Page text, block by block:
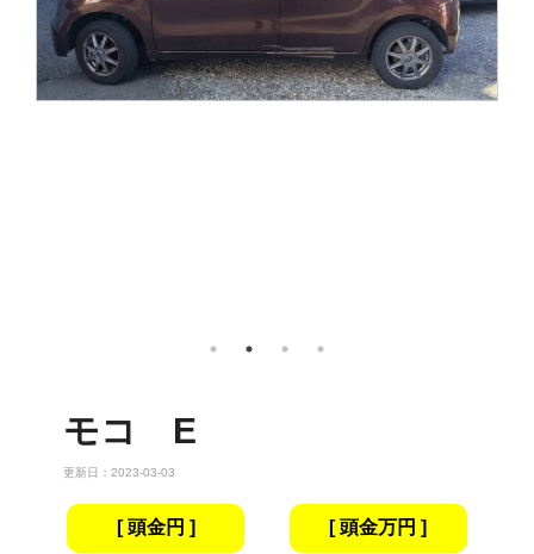
モコ E
更新日：2023-03-03
[ 頭金円 ] [ 頭金万円 ]